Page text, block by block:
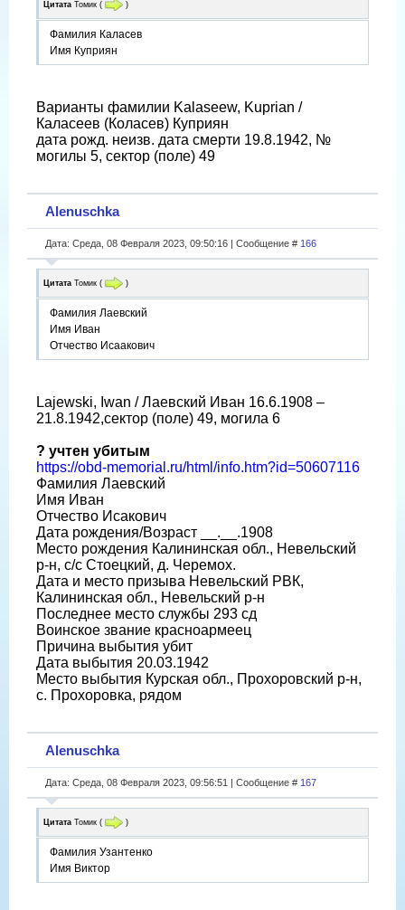
Цитата Томик ( )
Фамилия Каласев
Имя Куприян
Варианты фамилии Kalaseew, Kuprian /
Каласеев (Коласев) Куприян
дата рожд. неизв. дата смерти 19.8.1942, №
могилы 5, сектор (поле) 49
Alenuschka
Дата: Среда, 08 Февраля 2023, 09:50:16 | Сообщение # 166
Цитата Томик ( )
Фамилия Лаевский
Имя Иван
Отчество Исаакович
Lajewski, Iwan / Лаевский Иван 16.6.1908 –
21.8.1942,сектор (поле) 49, могила 6
? учтен убитым
https://obd-memorial.ru/html/info.htm?id=50607116
Фамилия Лаевский
Имя Иван
Отчество Исакович
Дата рождения/Возраст __.__.1908
Место рождения Калининская обл., Невельский
р-н, с/с Стоецкий, д. Черемох.
Дата и место призыва Невельский РВК,
Калининская обл., Невельский р-н
Последнее место службы 293 сд
Воинское звание красноармеец
Причина выбытия убит
Дата выбытия 20.03.1942
Место выбытия Курская обл., Прохоровский р-н,
с. Прохоровка, рядом
Alenuschka
Дата: Среда, 08 Февраля 2023, 09:56:51 | Сообщение # 167
Цитата Томик ( )
Фамилия Узантенко
Имя Виктор